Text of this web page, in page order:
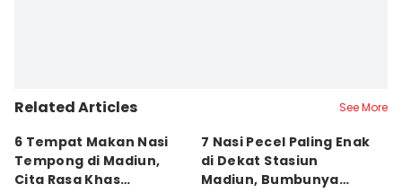
Related Articles See More
6 Tempat Makan Nasi
Tempong di Madiun,
Cita Rasa Khas
7 Nasi Pecel Paling Enak
di Dekat Stasiun
Madiun, Bumbunya